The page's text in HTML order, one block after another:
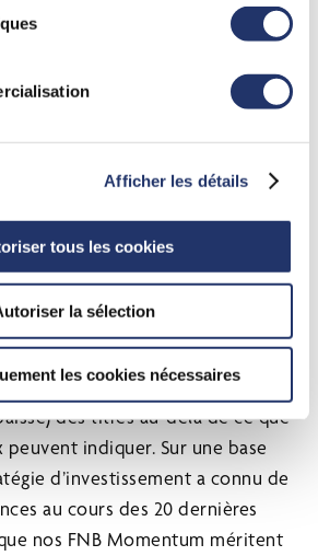
Afficher les détails
tous les cookies
la sélection
les cookies nécessaires
un rendement annuel de
référence.
devrait-elle
amie?
sur le momentum cherche à tirer
de groupe ». Les investisseurs
de l’évolution des cours (à
des titres au-delà de ce que
indiquer. Sur une base
d’investissement a connu de
au cours des 20 dernières
nos FNB Momentum méritent